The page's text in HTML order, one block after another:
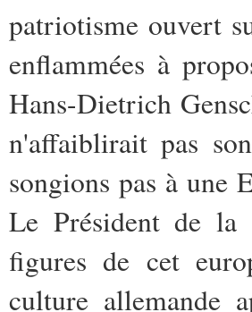
patriotisme ouvert
enflammées à
Hans-Dietrich
n'affaiblirait pas
songions pas à une
Le Président de la
figures de cet
culture allemande